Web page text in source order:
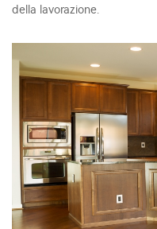
della lavorazione.